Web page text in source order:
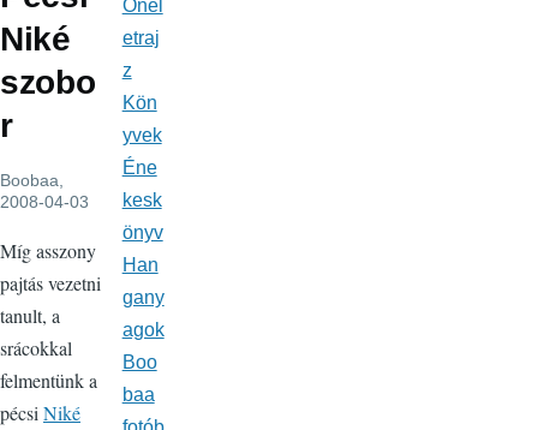
Niké
szobo
r
Boobaa,
2008-04-03
Míg asszony
pajtás vezetni
tanult, a
srácokkal
felmentünk a
pécsiNiké
Önél
etraj
z
Kön
yvek
Éne
kesk
önyv
Han
gany
agok
Boo
baa